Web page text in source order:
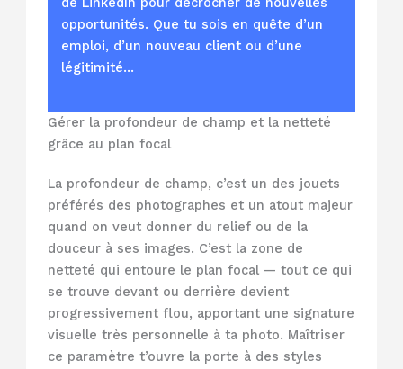
opportunités. Que tu sois en quête d’un
emploi, d’un nouveau client ou d’une
légitimité…
Gérer la profondeur de champ et la netteté
grâce au plan focal
La profondeur de champ, c’est un des jouets
préférés des photographes et un atout majeur
quand on veut donner du relief ou de la
douceur à ses images. C’est la zone de
netteté qui entoure le plan focal — tout ce qui
se trouve devant ou derrière devient
progressivement flou, apportant une signature
visuelle très personnelle à ta photo. Maîtriser
ce paramètre t’ouvre la porte à des styles